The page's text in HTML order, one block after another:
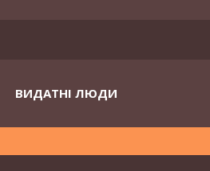
ВИДАТНІ ЛЮДИ